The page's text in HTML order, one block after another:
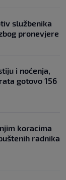
službenika
pronevjere
i noćenja,
gotovo 156
koracima
radnika